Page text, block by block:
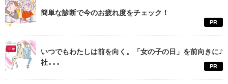
簡単な診断で今のお疲れ度をチェック！
PR
いつでもわたしは前を向く。「女の子の日」を前向きに♪
社...
PR